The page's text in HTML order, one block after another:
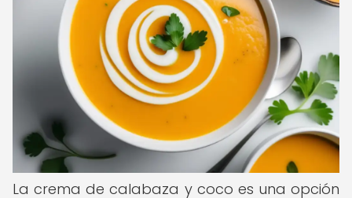
La crema de calabaza y coco es una opción